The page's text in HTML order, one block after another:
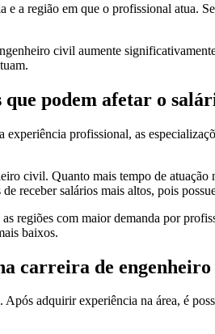
a região em que o profissional atua.
civil aumente
podem afetar o
profissional, as
civil. Quanto mais tempo de atuação
receber salários mais altos, pois
com maior demanda por
baixos.
carreira de
adquirir experiência na área, é